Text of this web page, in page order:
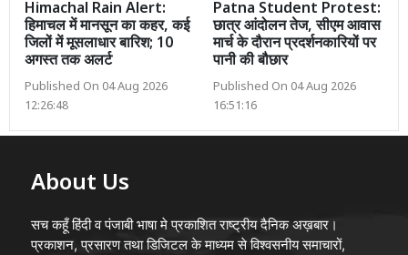
Himachal Rain Alert:
हिमाचल में मानसून का कहर, कई
जिलों में मूसलाधार बारिश; 10
अगस्त तक अलर्ट
Published On 04 Aug 2026
12:26:48
Patna Student Protest:
छात्र आंदोलन तेज, सीएम आवास
मार्च के दौरान प्रदर्शनकारियों पर
पानी की बौछार
Published On 04 Aug 2026
16:51:16
About Us
सच कहूँ हिंदी व पंजाबी भाषा मे प्रकाशित राष्ट्रीय दैनिक अख़बार।
प्रकाशन, प्रसारण तथा डिजिटल के माध्यम से विश्वसनीय समाचारों,